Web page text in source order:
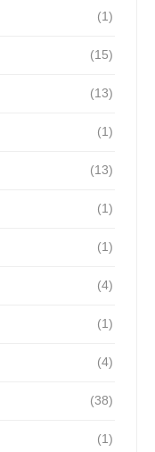
(1)
(15)
(13)
(1)
(13)
(1)
(1)
(4)
(1)
(4)
(38)
(1)